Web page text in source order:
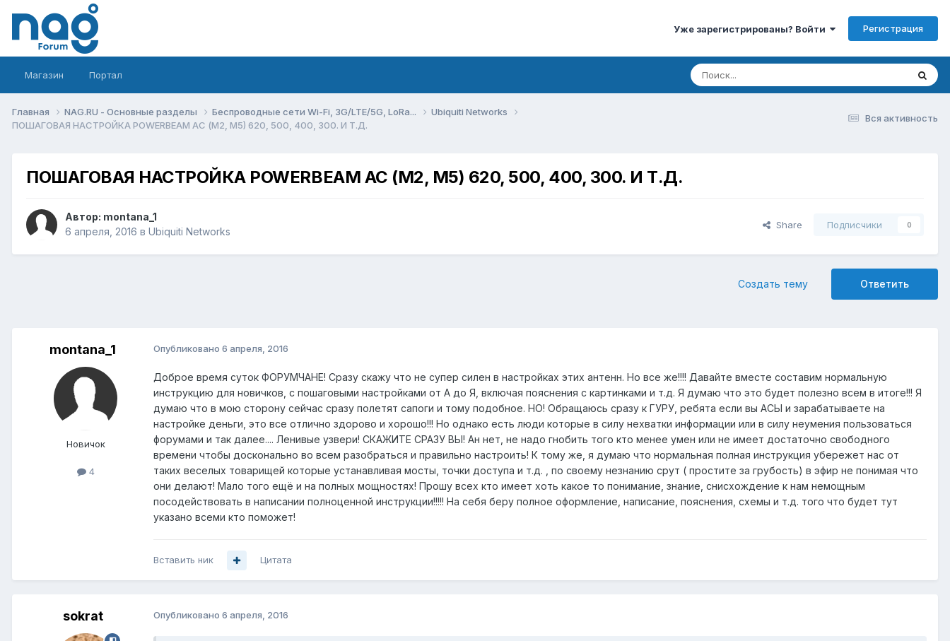
Уже зарегистрированы? Войти Регистрация
Магазин Портал
Вся активность
Главная NAG.RU - Основные разделы Беспроводные сети Wi-Fi, 3G/LTE/5G, LoRa...
Ubiquiti Networks
ПОШАГОВАЯ НАСТРОЙКА POWERBEAM AC (М2, M5) 620, 500, 400, 300. И Т.Д.
ПОШАГОВАЯ НАСТРОЙКА POWERBEAM AC (М2, M5) 620, 500, 400, 300. И Т.Д.
Автор: montana_1
6 апреля, 2016 в Ubiquiti Networks
Share Подписчики 0
Ответить
Создать тему
montana_1
Новичок
4
Опубликовано 6 апреля, 2016
Доброе время суток ФОРУМЧАНЕ! Сразу скажу что не супер силен в настройках этих антенн. Но все же!!!! Давайте вместе составим нормальную
инструкцию для новичков, с пошаговыми настройками от А до Я, включая пояснения с картинками и т.д. Я думаю что это будет полезно всем в итоге!!! Я
думаю что в мою сторону сейчас сразу полетят сапоги и тому подобное. НО! Обращаюсь сразу к ГУРУ, ребята если вы АСЫ и зарабатываете на
настройке деньги, это все отлично здорово и хорошо!!! Но однако есть люди которые в силу нехватки информации или в силу неумения пользоваться
форумами и так далее.... Ленивые узвери! СКАЖИТЕ СРАЗУ ВЫ! Ан нет, не надо гнобить того кто менее умен или не имеет достаточно свободного
времени чтобы досконально во всем разобраться и правильно настроить! К тому же, я думаю что нормальная полная инструкция убережет нас от
таких веселых товарищей которые устанавливая мосты, точки доступа и т.д. , по своему незнанию срут ( простите за грубость) в эфир не понимая что
они делают! Мало того ещё и на полных мощностях! Прошу всех кто имеет хоть какое то понимание, знание, снисхождение к нам немощным
посодействовать в написании полноценной инструкции!!!!! На себя беру полное оформление, написание, пояснения, схемы и т.д. того что будет тут
указано всеми кто поможет!
Вставить ник Цитата
sokrat Опубликовано 6 апреля, 2016